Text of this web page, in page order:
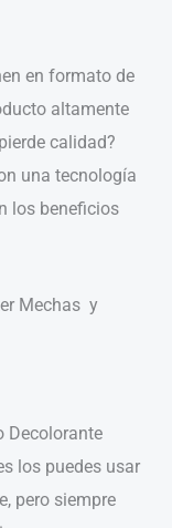
en formato de
altamente
calidad?
una tecnología
los beneficios
Mechas y
Decolorante
los puedes usar
pero siempre